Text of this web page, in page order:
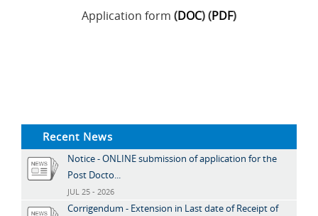
Application form (DOC) (PDF)
Recent News
Notice - ONLINE submission of application for the
Post Docto...
JUL 25 - 2026
Corrigendum - Extension in Last date of Receipt of